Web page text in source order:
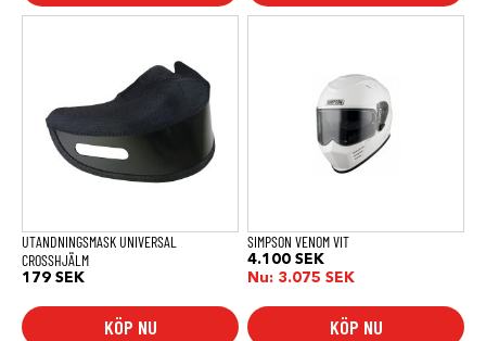
UTANDNINGSMASK UNIVERSAL
CROSSHJÄLM
179 SEK
KÖP NU
SIMPSON VENOM VIT
4.100 SEK
Nu: 3.075 SEK
KÖP NU
varianter.
alternativen
produktsidan